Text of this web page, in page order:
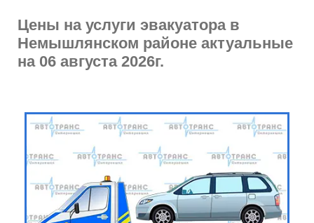
Цены на услуги эвакуатора в
Немышлянском районе актуальные
на 06 августа 2026г.